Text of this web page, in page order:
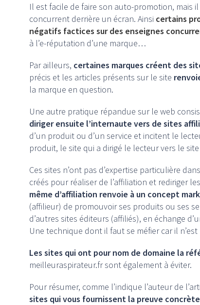
Il est facile de faire son auto-promotion, mais
concurrent derrière un écran. Ainsi certains
négatifs factices sur des enseignes
à l’e-réputation d’une marque…
Par ailleurs, certaines marques créent des
précis et les articles présents sur le site
la marque en question.
Une autre pratique répandue sur le web
diriger ensuite l’internaute vers de sites
d’un produit ou d’un service et incitent le
produit, le site qui a dirigé le lecteur vers le
Ces sites n’ont pas d’expertise particulière
créés pour réaliser de l’affiliation et rediriger
même d’affiliation renvoie à un concept
(affilieur) de promouvoir ses produits ou ses
d’autres sites éditeurs (affiliés), en échange
Une technique dont il faut se méfier car il
Les sites qui ont pour nom de domaine la
meilleuraspirateur.fr sont également à éviter.
Pour résumer, comme l’indique l’auteur de
sites qui vous fournissent la preuve